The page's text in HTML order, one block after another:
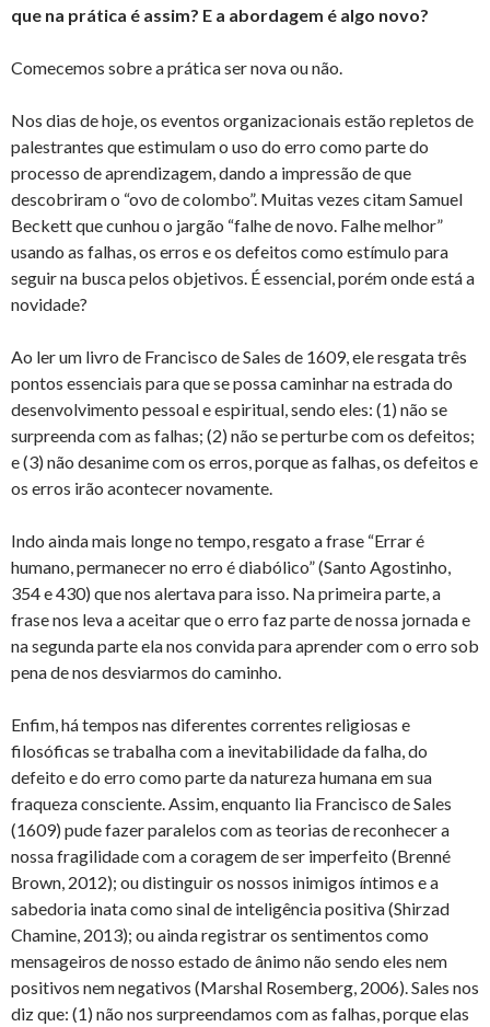
que na prática é assim? E a abordagem é algo novo?
Comecemos sobre a prática ser nova ou não.
Nos dias de hoje, os eventos organizacionais estão repletos de
palestrantes que estimulam o uso do erro como parte do
processo de aprendizagem, dando a impressão de que
descobriram o “ovo de colombo”. Muitas vezes citam Samuel
Beckett que cunhou o jargão “falhe de novo. Falhe melhor”
usando as falhas, os erros e os defeitos como estímulo para
seguir na busca pelos objetivos. É essencial, porém onde está a
novidade?
Ao ler um livro de Francisco de Sales de 1609, ele resgata três
pontos essenciais para que se possa caminhar na estrada do
desenvolvimento pessoal e espiritual, sendo eles: (1) não se
surpreenda com as falhas; (2) não se perturbe com os defeitos;
e (3) não desanime com os erros, porque as falhas, os defeitos e
os erros irão acontecer novamente.
Indo ainda mais longe no tempo, resgato a frase “Errar é
humano, permanecer no erro é diabólico” (Santo Agostinho,
354 e 430) que nos alertava para isso. Na primeira parte, a
frase nos leva a aceitar que o erro faz parte de nossa jornada e
na segunda parte ela nos convida para aprender com o erro sob
pena de nos desviarmos do caminho.
Enfim, há tempos nas diferentes correntes religiosas e
filosóficas se trabalha com a inevitabilidade da falha, do
defeito e do erro como parte da natureza humana em sua
fraqueza consciente. Assim, enquanto lia Francisco de Sales
(1609) pude fazer paralelos com as teorias de reconhecer a
nossa fragilidade com a coragem de ser imperfeito (Brenné
Brown, 2012); ou distinguir os nossos inimigos íntimos e a
sabedoria inata como sinal de inteligência positiva (Shirzad
Chamine, 2013); ou ainda registrar os sentimentos como
mensageiros de nosso estado de ânimo não sendo eles nem
positivos nem negativos (Marshal Rosemberg, 2006). Sales nos
diz que: (1) não nos surpreendamos com as falhas, porque elas